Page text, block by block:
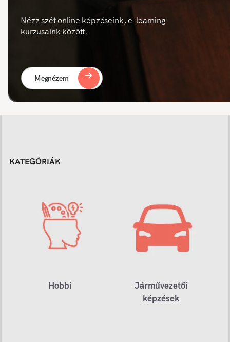
Nézz szét online képzéseink, e-learning
kurzusaink között.
Megnézem
KATEGÓRIÁK
Hobbi
Járművezetői
képzések